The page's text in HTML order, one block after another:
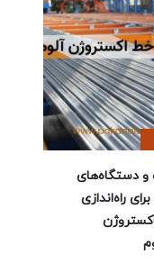
و دستگاه‌های
راه‌اندازی